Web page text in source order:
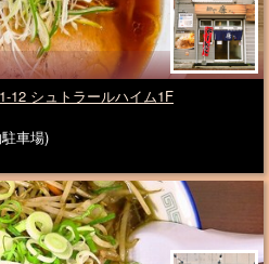
12 シュトラールハイム1F
車場)